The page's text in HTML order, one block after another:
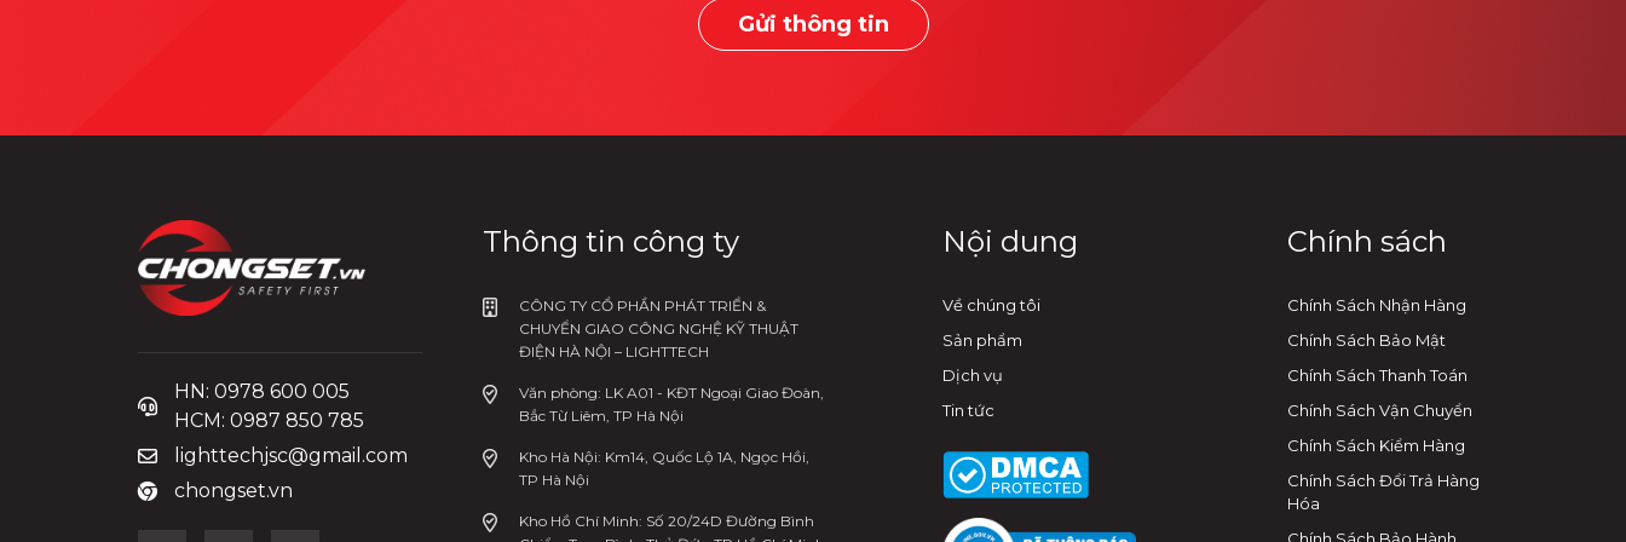
Gửi thông tin
HN: 0978 600 005
HCM: 0987 850 785
lighttechjsc@gmail.com
chongset.vn
Thông tin công ty
CÔNG TY CỔ PHẦN PHÁT TRIỂN &
CHUYỂN GIAO CÔNG NGHỆ KỸ THUẬT
ĐIỆN HÀ NỘI – LIGHTTECH
Văn phòng: LK A01 - KĐT Ngoại Giao Đoàn,
Bắc Từ Liêm, TP Hà Nội
Kho Hà Nội: Km14, Quốc Lộ 1A, Ngọc Hồi,
TP Hà Nội
Kho Hồ Chí Minh: Số 20/24D Đường Bình
Nội dung
Về chúng tôi
Sản phẩm
Dịch vụ
Tin tức
Chính sách
Chính Sách Nhận Hàng
Chính Sách Bảo Mật
Chính Sách Thanh Toán
Chính Sách Vận Chuyển
Chính Sách Kiểm Hàng
Chính Sách Đổi Trả Hàng
Hóa
Chính Sách Bảo Hành